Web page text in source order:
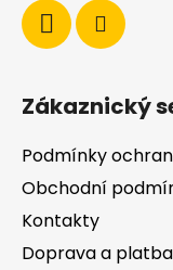
Zákaznický
Podmínky
Obchodní
Kontakty
Doprava a platba